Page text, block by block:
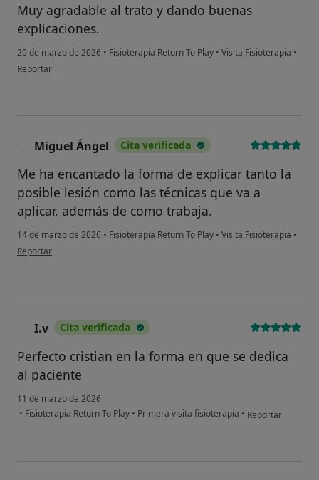
Muy agradable al trato y dando buenas
explicaciones.
20 de marzo de 2026 • Fisioterapia Return To Play • Visita Fisioterapia •
en opinión del usuario C.A.
Reportar
Miguel Ángel Cita verificada
Me ha encantado la forma de explicar tanto la
posible lesión como las técnicas que va a
aplicar, además de como trabaja.
14 de marzo de 2026 • Fisioterapia Return To Play • Visita Fisioterapia •
en opinión del usuario Miguel Ángel
Reportar
I.v Cita verificada
Perfecto cristian en la forma en que se dedica
al paciente
11 de marzo de 2026
• Fisioterapia Return To Play • Primera visita fisioterapia • en opinión del
Reportar